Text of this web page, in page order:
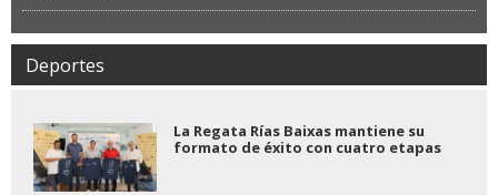
Deportes
La Regata Rías Baixas mantiene su
formato de éxito con cuatro etapas